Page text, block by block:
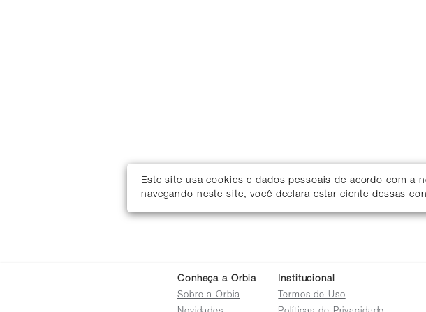
Este site usa cookies e dados pessoais de acordo com a
navegando neste site, você declara estar ciente dessas
Conheça a Orbia
Sobre a Orbia
Institucional
Termos de Uso